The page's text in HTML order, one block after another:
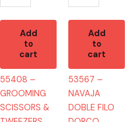
Add
to
cart
55408 –
GROOMING
SCISSORS &
Add
to
cart
53567 –
NAVAJA
DOBLE FILO